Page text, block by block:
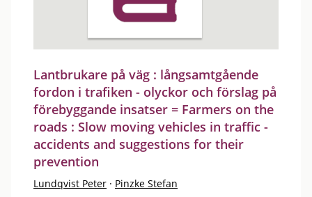
Lantbrukare på väg : långsamtgående
fordon i trafiken - olyckor och förslag på
förebyggande insatser = Farmers on the
roads : Slow moving vehicles in traffic -
accidents and suggestions for their
prevention
Lundqvist Peter · Pinzke Stefan